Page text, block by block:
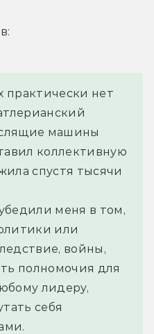
практически нет
машины
коллективную
спустя тысячи
меня в том,
или
войны,
полномочия для
лидеру,
себя